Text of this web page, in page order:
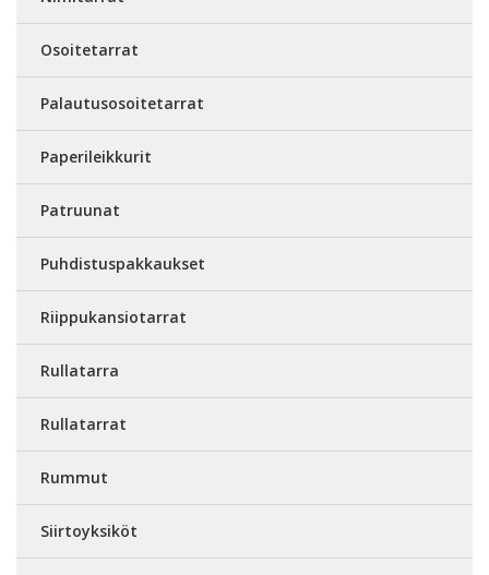
Osoitetarrat
Palautusosoitetarrat
Paperileikkurit
Patruunat
Puhdistuspakkaukset
Riippukansiotarrat
Rullatarra
Rullatarrat
Rummut
Siirtoyksiköt